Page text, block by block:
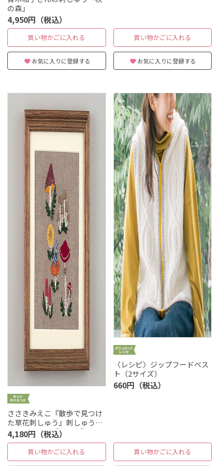
の森」
4,950円（税込）
買い物かごに入れる
お気に入りに登録する
買い物かごに入れる
お気に入りに登録する
ささきみえこ『散歩で見つけ
た草花刺しゅう』刺しゅうキ
ットシリーズ［キノコ］
4,180円（税込）
買い物かごに入れる
〈レシピ〉ジップフードベス
ト（2サイズ）
660円（税込）
買い物かごに入れる